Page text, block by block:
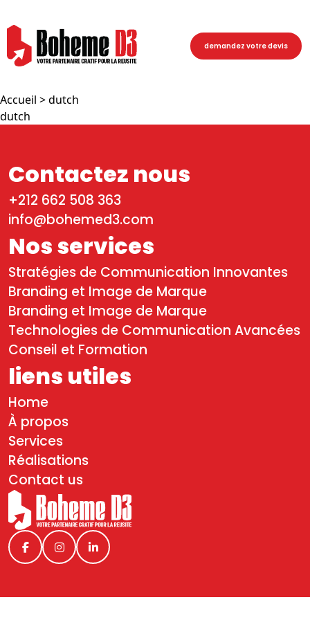
demandez votre devis
Accueil > dutch
dutch
liens utiles
Home
À propos
Services
Réalisations
Contact us
Nos services
Stratégies de Communication Innovantes
Branding et Image de Marque
Branding et Image de Marque
Technologies de Communication Avancées
Conseil et Formation
Contactez nous
+212 662 508 363
info@bohemed3.com